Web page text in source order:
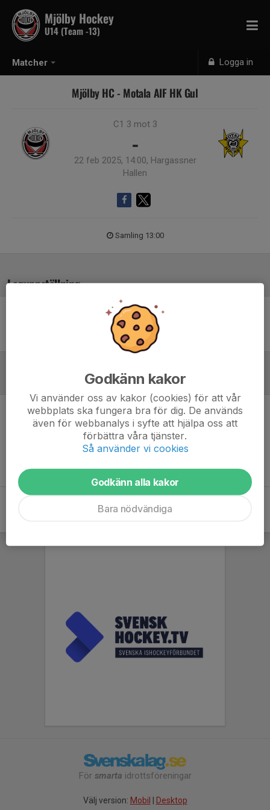
Matcher Logga in
Mjölby Hockey
U14 (Team -13)
Mjölby HC - Motala AIF HK Gul
C1 3 mot 3
-
22 feb 2025, 14:00, Hargassner
Hallen
Samling 13:00
Laguppställning
Ingen uppställning ifylld
Inget referat skrivet
För smarta idrottsföreningar
Välj version: Mobil Desktop
Godkänn kakor
Vi använder oss av kakor (cookies) för att vår
webbplats ska fungera bra för dig. De används
även för webbanalys i syfte att hjälpa oss att
förbättra våra tjänster.
Så använder vi cookies
Godkänn alla kakor
Bara nödvändiga